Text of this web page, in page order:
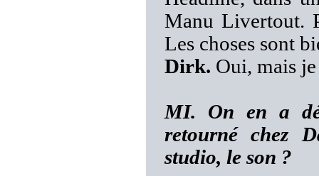
Manu Livertout.
Les choses sont
Dirk. Oui, mais
MI. On en a
retourné chez
studio, le son ?